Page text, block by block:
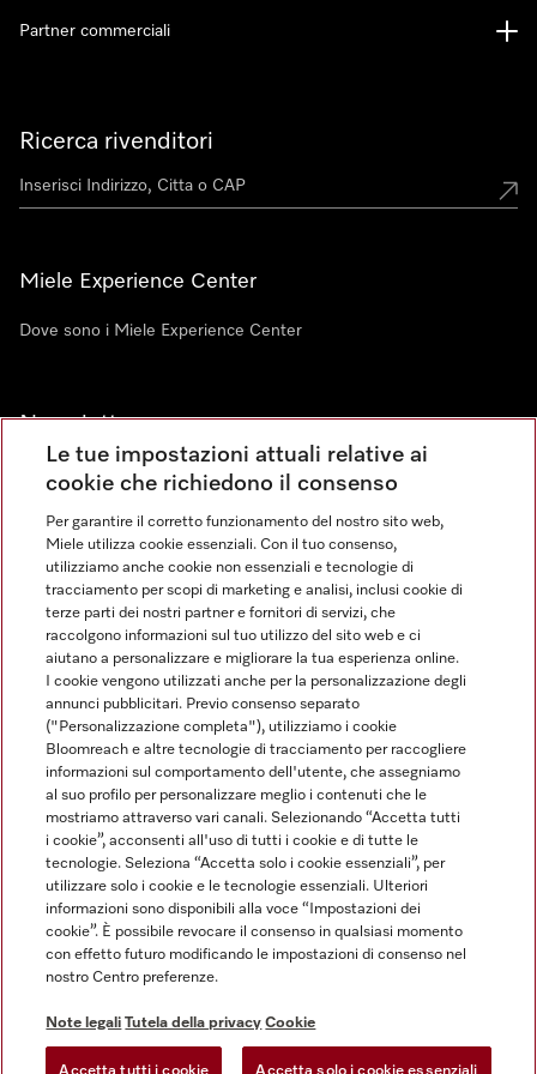
Ricerca rivenditori
Miele Experience Center
Dove sono i Miele Experience Center
Newsletter
Linguaggio
ITALIANO
Partner commerciali
Note Legali
Tutela della privacy
Miele su YoutubeMiele su Instagram
Miele su Facebook
Miele on Pinterest
Miele su LinkedIn
Le tue impostazioni attuali relative ai
cookie che richiedono il consenso
Per garantire il corretto funzionamento del nostro sito web,
Miele utilizza cookie essenziali. Con il tuo consenso,
utilizziamo anche cookie non essenziali e tecnologie di
tracciamento per scopi di marketing e analisi, inclusi cookie di
terze parti dei nostri partner e fornitori di servizi, che
raccolgono informazioni sul tuo utilizzo del sito web e ci
aiutano a personalizzare e migliorare la tua esperienza online.
I cookie vengono utilizzati anche per la personalizzazione degli
annunci pubblicitari. Previo consenso separato
("Personalizzazione completa"), utilizziamo i cookie
Bloomreach e altre tecnologie di tracciamento per raccogliere
informazioni sul comportamento dell'utente, che assegniamo
al suo profilo per personalizzare meglio i contenuti che le
mostriamo attraverso vari canali. Selezionando “Accetta tutti
i cookie”, acconsenti all'uso di tutti i cookie e di tutte le
tecnologie. Seleziona “Accetta solo i cookie essenziali”, per
utilizzare solo i cookie e le tecnologie essenziali. Ulteriori
informazioni sono disponibili alla voce “Impostazioni dei
cookie”. È possibile revocare il consenso in qualsiasi momento
con effetto futuro modificando le impostazioni di consenso nel
nostro Centro preferenze.
Note legali Tutela della privacy Cookie